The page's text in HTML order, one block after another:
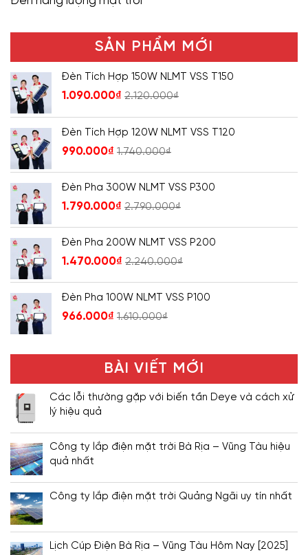
SẢN PHẨM MỚI
Đèn Tích Hợp 150W NLMT VSS T150
1.090.000₫ 2.120.000₫
Đèn Tích Hợp 120W NLMT VSS T120
990.000₫ 1.740.000₫
Đèn Pha 300W NLMT VSS P300
1.790.000₫ 2.790.000₫
Đèn Pha 200W NLMT VSS P200
1.470.000₫ 2.240.000₫
Đèn Pha 100W NLMT VSS P100
966.000₫ 1.610.000₫
BÀI VIẾT MỚI
Các lỗi thường gặp với biến tần Deye và cách xử
lý hiệu quả
Công ty lắp điện mặt trời Bà Rịa – Vũng Tàu hiệu
quả nhất
Công ty lắp điện mặt trời Quảng Ngãi uy tín nhất
Lịch Cúp Điện Bà Rịa – Vũng Tàu Hôm Nay [2025]